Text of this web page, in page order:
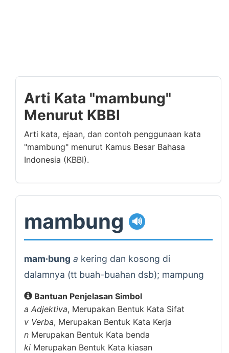
Arti Kata "mambung"
Menurut KBBI
Arti kata, ejaan, dan contoh penggunaan kata
"mambung" menurut Kamus Besar Bahasa
Indonesia (KBBI).
mambung 🔊
mam·bung a kering dan kosong di
dalamnya (tt buah-buahan dsb); mampung
Bantuan Penjelasan Simbol
a Adjektiva, Merupakan Bentuk Kata Sifat
v Verba, Merupakan Bentuk Kata Kerja
n Merupakan Bentuk Kata benda
ki Merupakan Bentuk Kata kiasan